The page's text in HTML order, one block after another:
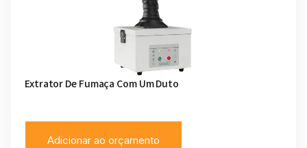
Extrator De Fumaça Com Um Duto
Adicionar ao orçamento